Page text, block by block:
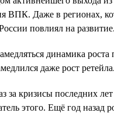
ВПК. Даже в регионах,
повлиял на развитие.
динамика
даже рост ретейла.
кризисы последних
этого. Ещё год назад